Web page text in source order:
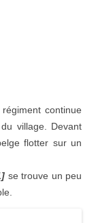
régiment continue
village. Devant
flotter sur un
se trouve un peu